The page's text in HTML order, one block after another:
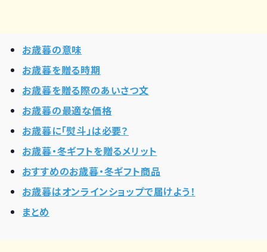
お歳暮の意味
お歳暮を贈る時期
お歳暮を贈る際のあいさつ文
お歳暮の最適な価格
お歳暮に「熨斗」は必要？
お歳暮・冬ギフトを贈るメリット
おすすめのお歳暮・冬ギフト商品
お歳暮はオンラインショップで届けよう！
まとめ